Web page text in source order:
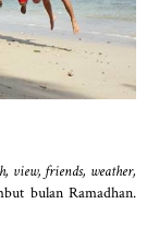
view, friends, weather,
bulan Ramadhan.